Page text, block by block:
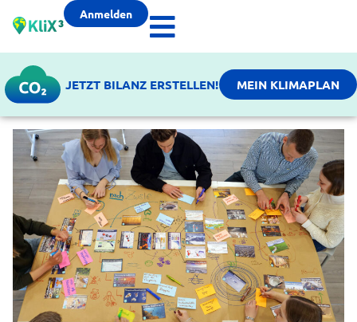
Anmelden
JETZT BILANZ ERSTELLEN! MEIN KLIMAPLAN